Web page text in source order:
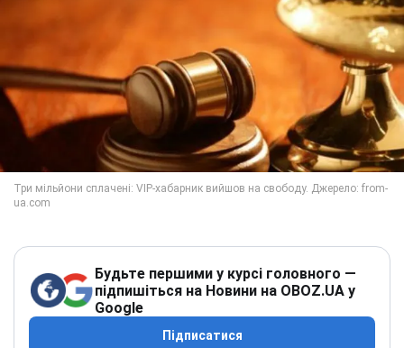
Будьте першими у курсі головного —
підпишіться на Новини на OBOZ.UA у
Google
Підписатися